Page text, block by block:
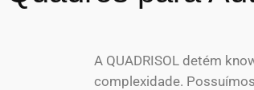
A QUADRISOL detém
complexidade.